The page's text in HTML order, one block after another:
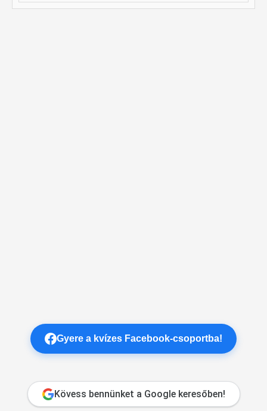
Gyere a kvízes Facebook-csoportba!
Kövess bennünket a Google keresőben!